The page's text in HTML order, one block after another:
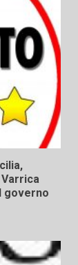
governo